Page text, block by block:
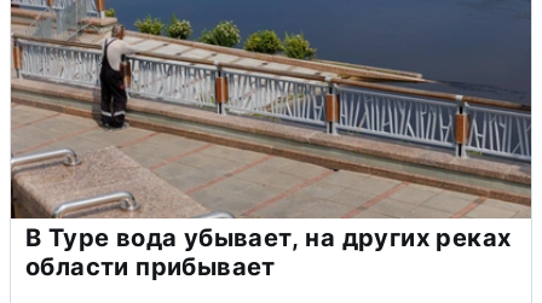
В Туре вода убывает, на других реках
области прибывает